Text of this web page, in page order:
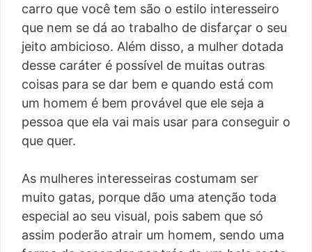
carro que você tem são o estilo interesseiro
que nem se dá ao trabalho de disfarçar o seu
jeito ambicioso. Além disso, a mulher dotada
desse caráter é possível de muitas outras
coisas para se dar bem e quando está com
um homem é bem provável que ele seja a
pessoa que ela vai mais usar para conseguir o
que quer.
As mulheres interesseiras costumam ser
muito gatas, porque dão uma atenção toda
especial ao seu visual, pois sabem que só
assim poderão atrair um homem, sendo uma